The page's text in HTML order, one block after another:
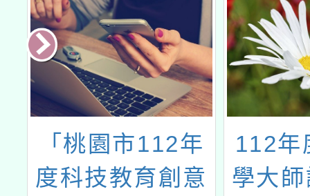
「桃園市112年
度科技教育創意
112年
學大